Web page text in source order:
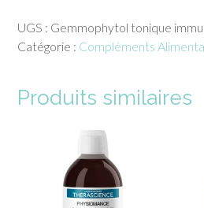
UGS : Gemmophytol tonique
Catégorie : Compléments
Produits similaires